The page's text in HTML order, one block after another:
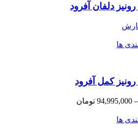
دلفان آفرود
ها
کمل آفرود
–
94,995,000 تومان
ها